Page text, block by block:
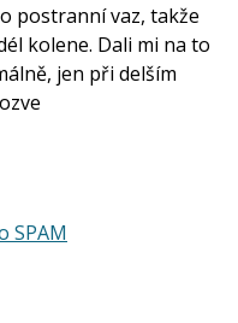
postranní vaz, takže
kolene. Dali mi na to
jen při delším
SPAM